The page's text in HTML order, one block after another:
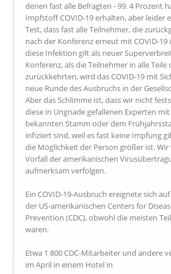
denen fast alle Befragten - 99. 4 Prozent
Impfstoff COVID-19 erhalten, aber leider
Test, dass fast alle Teilnehmer, die
nach der Konferenz erneut mit COVID-
diese Infektion gilt als neuer
Konferenz, als die Teilnehmer in alle Teile
zurückkehrten, wird das COVID-19 mit
neue Runde des Ausbruchs in der
Aber das Schlimme ist, dass wir nicht
diese in Ungnade gefallenen Experten
bekannten Stamm oder dem
infiziert sind, weil es fast keine Impfung
die Möglichkeit der Person größer ist. Wir
Vorfall der amerikanischen
aufmerksam verfolgen.
Ein COVID-19-Ausbruch ereignete sich
der US-amerikanischen Centers for
Prevention (CDC), obwohl die meisten
waren.
Etwa 1 800 CDC-Mitarbeiter und andere
im April in einem Hotel in